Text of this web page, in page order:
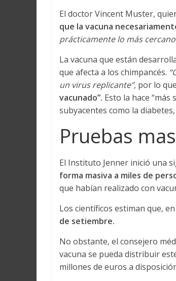
El doctor Vincent Muster,
que la vacuna
prácticamente lo más
La vacuna que están
que afecta a los chimpancés.
un virus replicante”, por lo que
vacunado”. Esto la hace
subyacentes como la
Pruebas
El Instituto Jenner inició una
forma masiva a miles de
que habían realizado con
Los científicos estiman que,
de setiembre.
No obstante, el consejero
vacuna se pueda distribuir
millones de euros a